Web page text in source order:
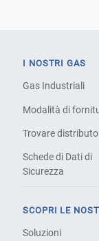
I NOSTRI GAS
Gas Industriali
Modalità di
Trovare
Schede di Dati di
Sicurezza
SCOPRI LE
Soluzioni